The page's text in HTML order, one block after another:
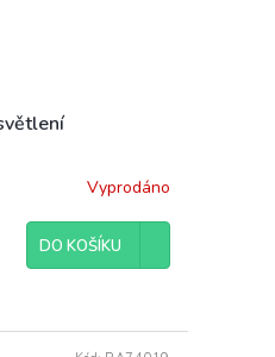
Vyprodáno
DO KOŠÍKU